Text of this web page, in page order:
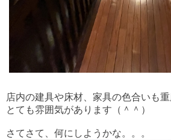
店内の建具や床材、家具の色合いも重
とても雰囲気があります（＾＾）
さてさて、何にしようかな。。。